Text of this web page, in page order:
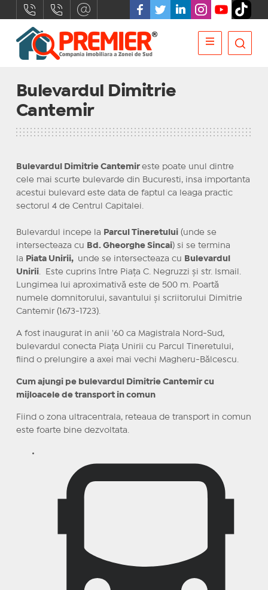
Bulevardul Dimitrie
Cantemir
Bulevardul Dimitrie Cantemireste poate unul dintre
cele mai scurte bulevarde din Bucuresti, insa importanta
acestui bulevard este data de faptul ca leaga practic
sectorul 4 de Centrul Capitalei.
Bulevardul incepe la Parcul Tineretului(unde se
intersecteaza cu
Bd. Gheorghe Sincai) si se termina
la
Piata Unirii, unde se intersecteaza cu
Bulevardul
Unirii. Este cuprins între Piața C. Negruzzi și str. Ismail.
Lungimea lui aproximativă este de 500 m. Poartă
numele domnitorului, savantului și scriitorului Dimitrie
Cantemir (1673-1723).
A fost inaugurat in anii '60 ca Magistrala Nord-Sud,
bulevardul conecta Piața Unirii cu Parcul Tineretului,
fiind o prelungire a axei mai vechi Magheru-Bălcescu.
Cum ajungi pe bulevardul Dimitrie Cantemir cu
mijloacele de transport in comun
Fiind o zona ultracentrala, reteaua de transport in comun
este foarte bine dezvoltata.